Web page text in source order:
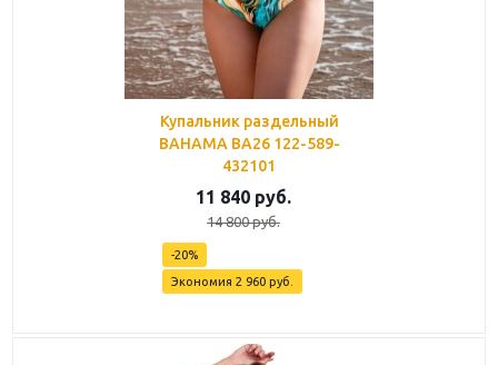
Купальник раздельный
BAHAMA BA26 122-589-
432101
11 840 руб.
14 800руб.
-20%
Экономия 2 960руб.